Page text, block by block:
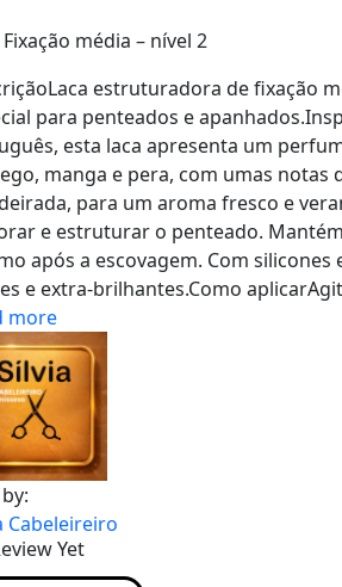
Fixação média – nível 2
estruturadora de fixação
para penteados e
esta laca apresenta um
manga e pera, com umas notas
para um aroma fresco e
e estruturar o penteado.
após a escovagem. Com
e extra-brilhantes.Como
more
Cabeleireiro
Yet